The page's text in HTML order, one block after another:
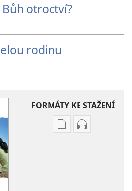
otroctví?
rodinu
FORMÁTY KE STAŽENÍ
FormátyFormáty